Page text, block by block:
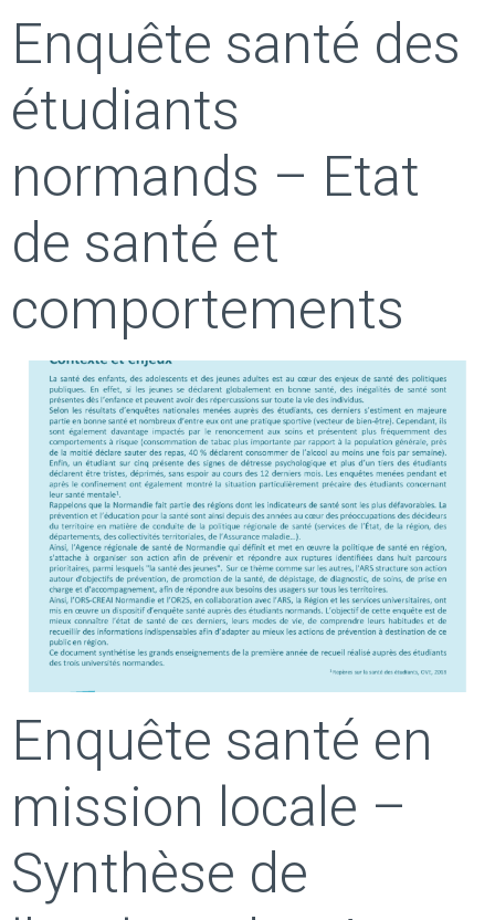
Enquête santé des
étudiants
normands – Etat
de santé et
comportements
Enquête santé en
mission locale –
Synthèse de